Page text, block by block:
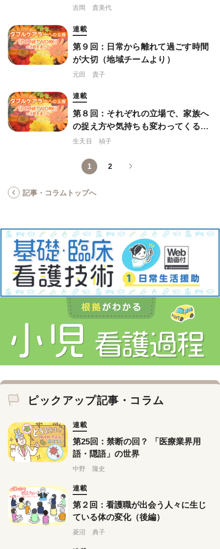
る」（精神チームより）
吉岡 貴美代
連載
第９回：日常から離れて過ごす時間
が大切（地域チームより）
元田 貴子
連載
第８回：それぞれの立場で、家族へ
の捉え方や気持ちも変わってくる
（認知症チームより）
生天目 禎子
1 2
記事・コラムトップへ
ピックアップ記事・コラム
連載
第25回：禁断の回？ 「医療業界用
語・隠語」の世界
中野 隆史
連載
第２回：看護職が出会う人々に生じ
ている体の変化（後編）
菱沼 典子